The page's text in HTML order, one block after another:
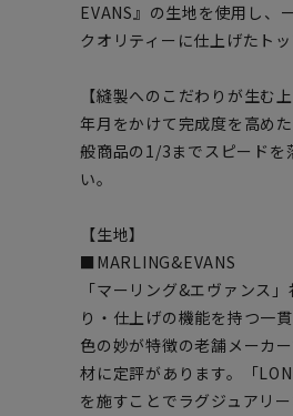
EVANS』の生地を使用し、
クオリティーに仕上げたト
【縫製へのこだわりが生む上
年月をかけて完成度を高め
般商品の1/3までスピードを
い。
【生地】
■MARLING&EVANS
「マーリング&エヴァンス
り・仕上げの機能を持つ一
色の妙が特徴の老舗メーカ
材に定評があります。「
を施すことでラグジュアリ